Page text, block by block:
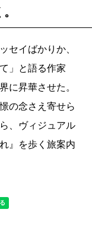
セイばかりか、
」と語る作家
に昇華させた。
の念さえ寄せら
、ヴィジュアル
』を歩く旅案内